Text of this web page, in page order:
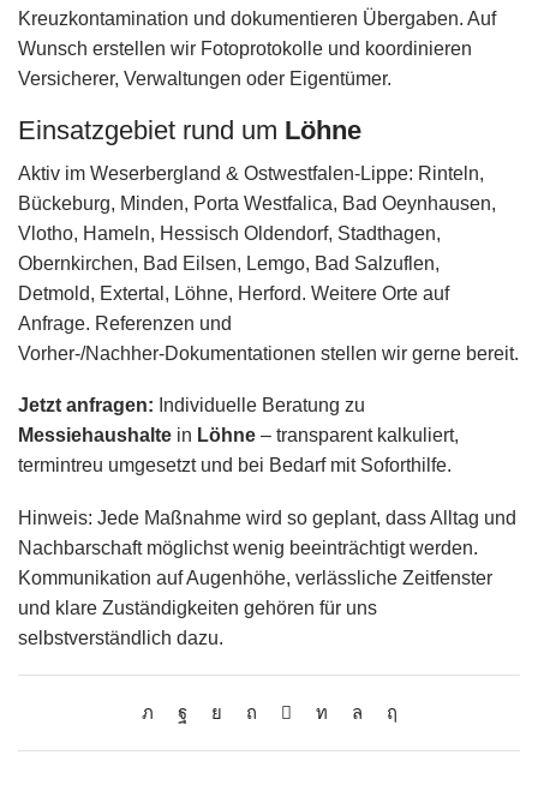
Kreuzkontamination und dokumentieren Übergaben. Auf
Wunsch erstellen wir Fotoprotokolle und koordinieren
Versicherer, Verwaltungen oder Eigentümer.
Einsatzgebiet rund um Löhne
Aktiv im Weserbergland & Ostwestfalen‑Lippe: Rinteln,
Bückeburg, Minden, Porta Westfalica, Bad Oeynhausen,
Vlotho, Hameln, Hessisch Oldendorf, Stadthagen,
Obernkirchen, Bad Eilsen, Lemgo, Bad Salzuflen,
Detmold, Extertal, Löhne, Herford. Weitere Orte auf
Anfrage. Referenzen und
Vorher‑/Nachher‑Dokumentationen stellen wir gerne bereit.
Jetzt anfragen: Individuelle Beratung zu
Messiehaushalte in Löhne – transparent kalkuliert,
termintreu umgesetzt und bei Bedarf mit Soforthilfe.
Hinweis: Jede Maßnahme wird so geplant, dass Alltag und
Nachbarschaft möglichst wenig beeinträchtigt werden.
Kommunikation auf Augenhöhe, verlässliche Zeitfenster
und klare Zuständigkeiten gehören für uns
selbstverständlich dazu.